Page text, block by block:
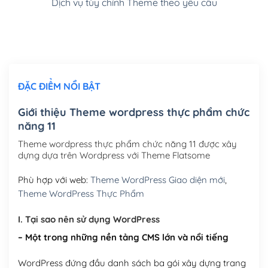
Cài đặt SMTP Mail cho site Wordpress(+100,000₫)
Mua thêm Host + Tên miền
Tên miền quốc tế .com .net .org (1 năm)
(+300,000₫)
Tên miền Việt Nam .vn (1 năm)
Hosting 2GB SSD (1 năm)(+450,000₫)
Hosting 3GB SSD (1 năm)(+550,000₫)
Hosting 5GB SSD (1 năm)(+650,000₫)
Hosting 8GB SSD (1 năm) (+950,000₫)
ĐẶC ĐIỂM NỔI BẬT
Giới thiệu Theme wordpress thực phẩm chức
năng 11
Theme wordpress thực phẩm chức năng 11 được xây
dựng dựa trên Wordpress với Theme Flatsome
Phù hợp với web: Theme WordPress Giao diện mới,
Theme WordPress Thực Phẩm
I. Tại sao nên sử dụng WordPress
– Một trong những nền tảng CMS lớn và nổi tiếng
WordPress đứng đầu danh sách ba gói xây dựng trang